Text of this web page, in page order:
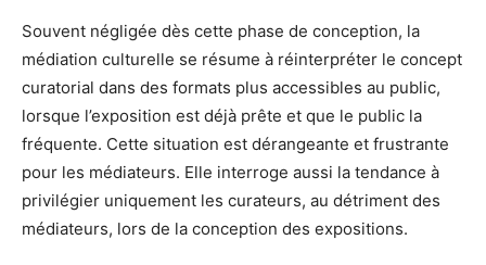
Souvent négligée dès cette phase de conception, la
médiation culturelle se résume à réinterpréter le concept
curatorial dans des formats plus accessibles au public,
lorsque l’exposition est déjà prête et que le public la
fréquente. Cette situation est dérangeante et frustrante
pour les médiateurs. Elle interroge aussi la tendance à
privilégier uniquement les curateurs, au détriment des
médiateurs, lors de la conception des expositions.